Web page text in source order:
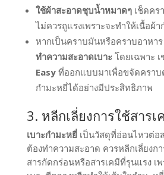
ใช้ผ้าสะอาดชุบน้ำหมาดๆเช็ดคร
ไม่ควรถูแรงเพราะจะทำให้เนื้อผ้
หากเป็นคราบมันหรือคราบอาหา
ทำความสะอาดเบาะ โดยเฉพาะ
Easyที่ออกแบบมาเพื่อขจัดคราบ
กำมะหยี่ได้อย่างมีประสิทธิภาพ
3. หลีกเลี่ยงการใช้สาร
เบาะกำมะหยี่เป็นวัสดุที่อ่อนไหวต่อ
ต้องทำความสะอาด ควรหลีกเลี่ยง
สารกัดกร่อนหรือสารเคมีที่รุนแรง เ